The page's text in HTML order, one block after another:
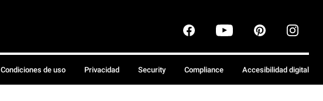
Condiciones de uso Privacidad Security Compliance Accesibilidad digital